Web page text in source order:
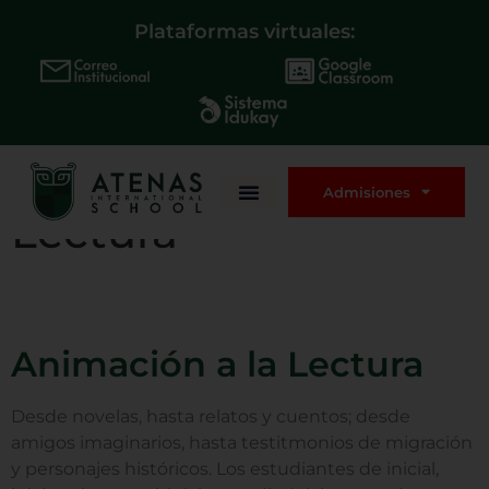
Plataformas virtuales:
Admisiones
Animación a la
Lectura
Animación a la Lectura
Desde novelas, hasta relatos y cuentos; desde
amigos imaginarios, hasta testitmonios de migración
y personajes históricos. Los estudiantes de inicial,